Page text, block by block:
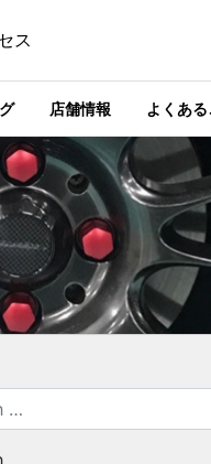
ス
店舗情報 よくあ